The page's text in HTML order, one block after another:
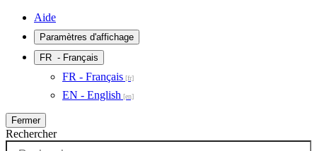
Aide
Paramètres d'affichage
FR - Français
FR - Français
EN - English
Fermer
Rechercher